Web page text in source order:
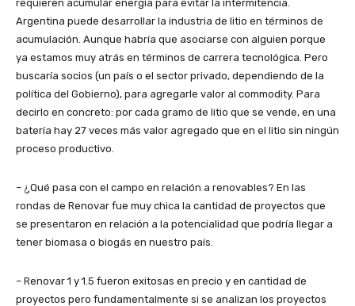
requieren acumular energía para evitar la intermitencia.
Argentina puede desarrollar la industria de litio en términos de
acumulación. Aunque habría que asociarse con alguien porque
ya estamos muy atrás en términos de carrera tecnológica. Pero
buscaría socios (un país o el sector privado, dependiendo de la
política del Gobierno), para agregarle valor al commodity. Para
decirlo en concreto: por cada gramo de litio que se vende, en una
batería hay 27 veces más valor agregado que en el litio sin ningún
proceso productivo.
– ¿Qué pasa con el campo en relación a renovables? En las
rondas de Renovar fue muy chica la cantidad de proyectos que
se presentaron en relación a la potencialidad que podría llegar a
tener biomasa o biogás en nuestro país.
– Renovar 1 y 1.5 fueron exitosas en precio y en cantidad de
proyectos pero fundamentalmente si se analizan los proyectos